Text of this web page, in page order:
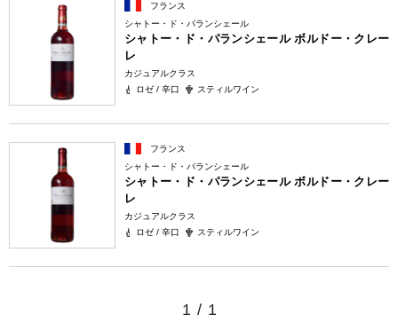
フランス
シャトー・ド・パランシェール
シャトー・ド・パランシェール ボルドー・クレー
レ
カジュアルクラス
ロゼ / 辛口
スティルワイン
フランス
シャトー・ド・パランシェール
シャトー・ド・パランシェール ボルドー・クレー
レ
カジュアルクラス
ロゼ / 辛口
スティルワイン
1 / 1